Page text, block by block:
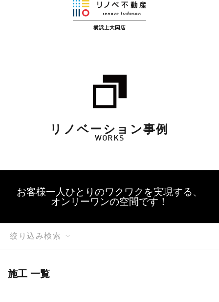
リノベーション事例
WORKS
お客様一人ひとりのワクワクを実現する、
オンリーワンの空間です！
絞り込み検索
施工 一覧